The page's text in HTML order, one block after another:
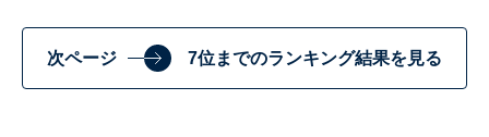
次ページ 7位までのランキング結果を見る